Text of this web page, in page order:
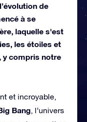
de
à se
laquelle s'est
les étoiles et
y compris notre
et incroyable,
Bang, l’univers